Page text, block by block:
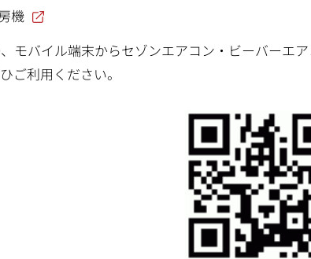
機
モバイル端末からセゾンエアコン・ビーバーエ
ご利用ください。